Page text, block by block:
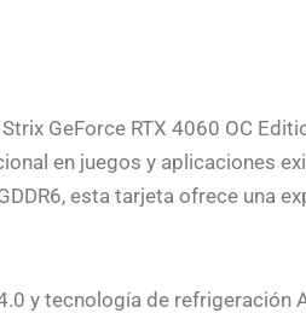
GeForce RTX 4060 OC
en juegos y aplicaciones
esta tarjeta ofrece una
y tecnología de refrigeración